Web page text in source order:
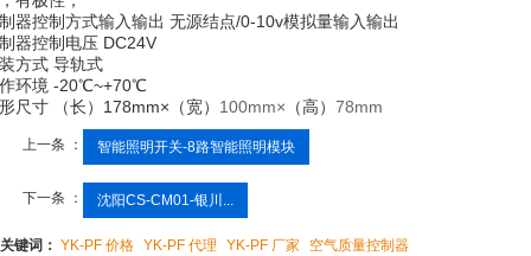
器控制方式输入输出 无源结点/0-10v模拟量输入输出
器控制电压 DC24V
方式 导轨式
环境 -20℃~+70℃
尺寸 （长）178mm×（宽） 100mm× （高） 78mm
上一条 ： 智能照明开关-8路智能照明模块
下一条 ： 沈阳CS-CM01-银川...
关键词： YK-PF 价格 YK-PF 代理 YK-PF 厂家 空气质量控制器